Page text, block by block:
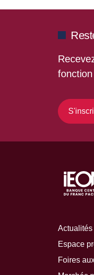
Actualités
Espace
Foires